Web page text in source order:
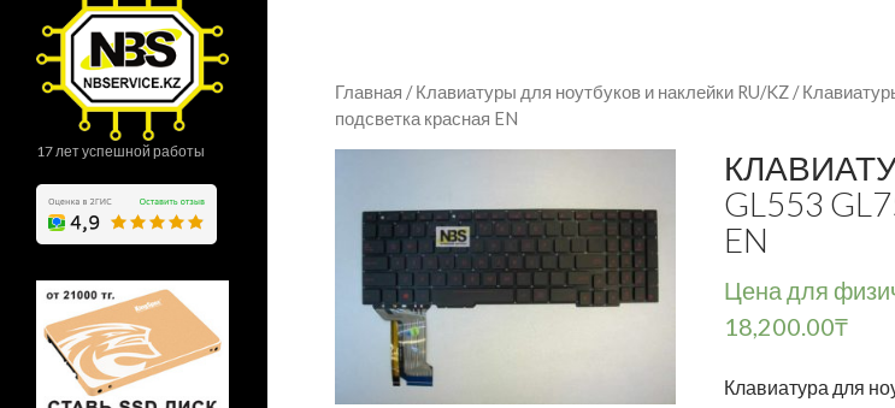
Главная /Клавиатуры для ноутбуков и наклейки RU/KZ /
подсветка красная EN
GL553
EN
Цена для
18,200.00₸
Клавиатура для
17 лет успешной работы